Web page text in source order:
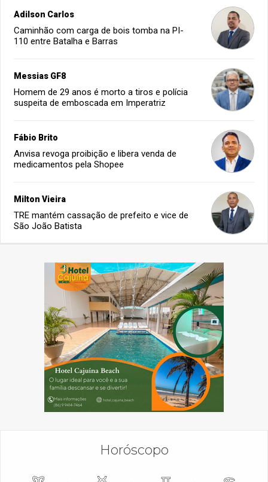
Adilson Carlos
Caminhão com carga de bois tomba na PI-
110 entre Batalha e Barras
Messias GF8
Homem de 29 anos é morto a tiros e polícia
suspeita de emboscada em Imperatriz
Fábio Brito
Anvisa revoga proibição e libera venda de
medicamentos pela Shopee
Milton Vieira
TRE mantém cassação de prefeito e vice de
São João Batista
Horóscopo